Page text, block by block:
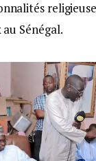
Sénégal.